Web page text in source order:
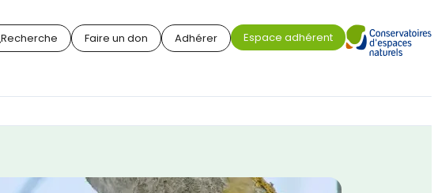
Recherche Faire un don Adhérer Espace adhérent